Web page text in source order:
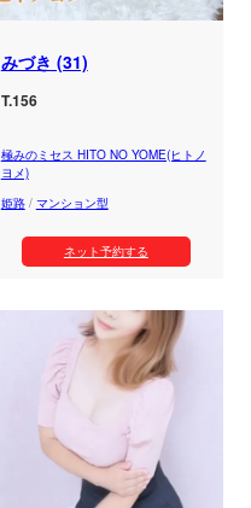
みづき (31)
T.156
極みのミセス HITO NO YOME(ヒトノ
ヨメ)
姫路/ マンション型
ネット予約する